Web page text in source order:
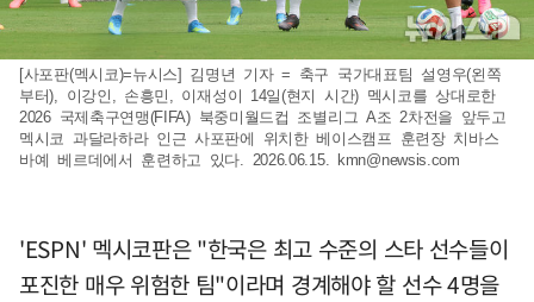
[사포판(멕시코)=뉴시스] 김명년 기자 = 축구 국가대표팀 설영우(왼쪽
부터), 이강인, 손흥민, 이재성이 14일(현지 시간) 멕시코를 상대로한
2026 국제축구연맹(FIFA) 북중미월드컵 조별리그 A조 2차전을 앞두고
멕시코 과달라하라 인근 사포판에 위치한 베이스캠프 훈련장 치바스
바예 베르데에서 훈련하고 있다. 2026.06.15. kmn@newsis.com
'ESPN' 멕시코판은 "한국은 최고 수준의 스타 선수들이
포진한 매우 위험한 팀"이라며 경계해야 할 선수 4명을